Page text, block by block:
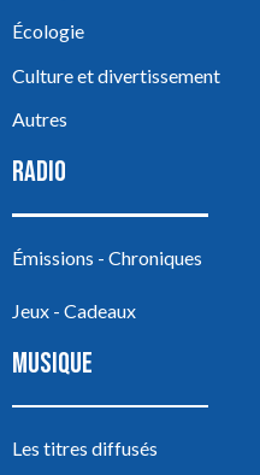
Écologie
Culture et divertissement
Autres
RADIO
Émissions - Chroniques
Jeux - Cadeaux
MUSIQUE
Les titres diffusés